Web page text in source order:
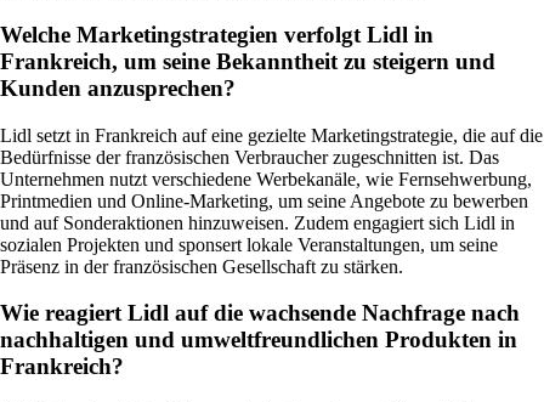
Welche Marketingstrategien verfolgt Lidl in
Frankreich, um seine Bekanntheit zu steigern und
Kunden anzusprechen?
Lidl setzt in Frankreich auf eine gezielte Marketingstrategie, die auf die
Bedürfnisse der französischen Verbraucher zugeschnitten ist. Das
Unternehmen nutzt verschiedene Werbekanäle, wie Fernsehwerbung,
Printmedien und Online-Marketing, um seine Angebote zu bewerben
und auf Sonderaktionen hinzuweisen. Zudem engagiert sich Lidl in
sozialen Projekten und sponsert lokale Veranstaltungen, um seine
Präsenz in der französischen Gesellschaft zu stärken.
Wie reagiert Lidl auf die wachsende Nachfrage nach
nachhaltigen und umweltfreundlichen Produkten in
Frankreich?